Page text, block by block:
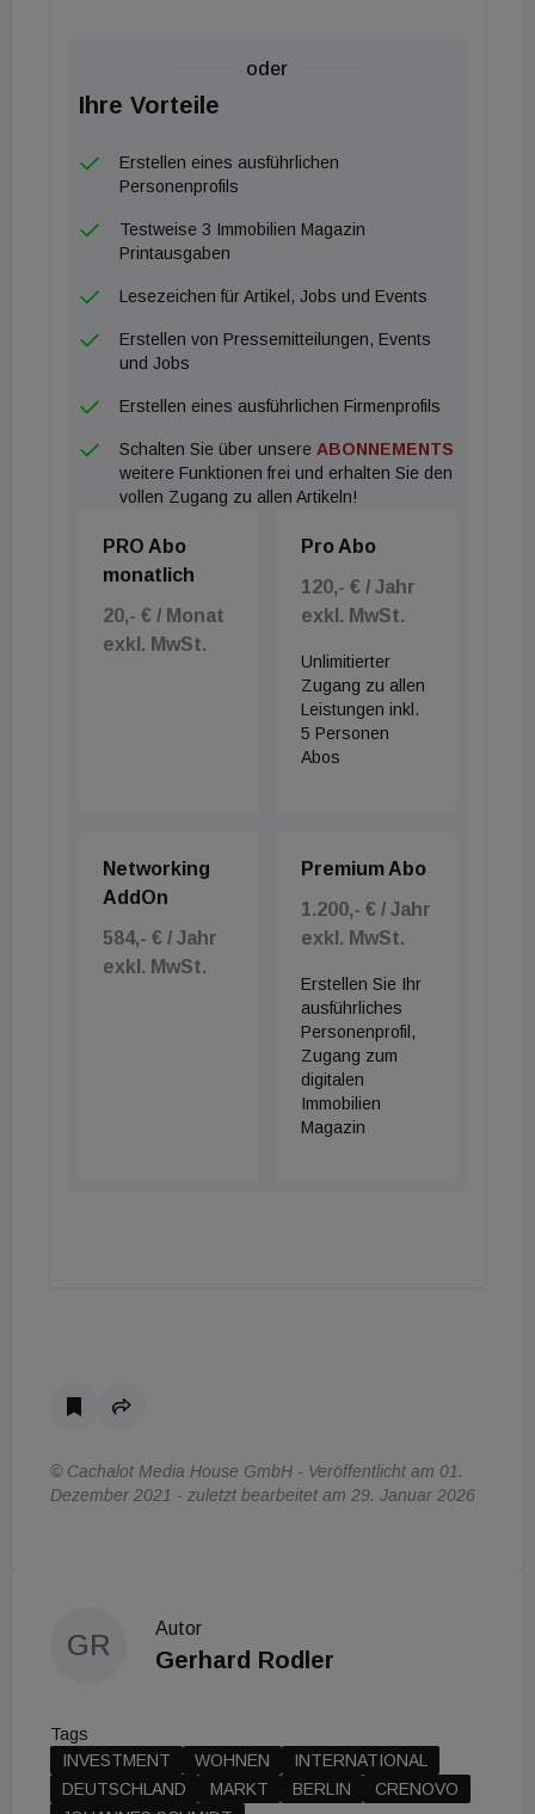
oder
Ihre Vorteile
Erstellen eines ausführlichen
Personenprofils
Testweise 3 Immobilien Magazin
Printausgaben
Lesezeichen für Artikel, Jobs und Events
Erstellen von Pressemitteilungen, Events
und Jobs
Erstellen eines ausführlichen Firmenprofils
Schalten Sie über unsere ABONNEMENTS
weitere Funktionen frei und erhalten Sie den
vollen Zugang zu allen Artikeln!
PRO Abo
monatlich
20,- € / Monat
exkl. MwSt.
Pro Abo
120,- € / Jahr
exkl. MwSt.
Unlimitierter
Zugang zu allen
Leistungen inkl.
5 Personen
Abos
Networking
AddOn
584,- € / Jahr
exkl. MwSt.
Premium Abo
1.200,- € / Jahr
exkl. MwSt.
Erstellen Sie Ihr
ausführliches
Personenprofil,
Zugang zum
digitalen
Immobilien
Magazin
© Cachalot Media House GmbH - Veröffentlicht am 01.
Dezember 2021 - zuletzt bearbeitet am 29. Januar 2026
GR
Autor
Gerhard Rodler
Tags
INVESTMENT
WOHNEN
INTERNATIONAL
DEUTSCHLAND
MARKT BERLIN
CRENOVO